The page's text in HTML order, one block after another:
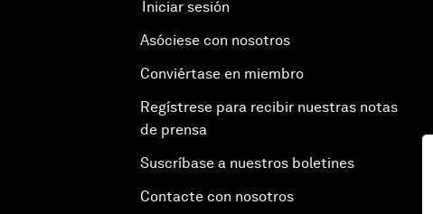
Iniciar sesión
Asóciese con nosotros
Conviértase en miembro
Regístrese para recibir nuestras notas
de prensa
Suscríbase a nuestros boletines
Contacte con nosotros